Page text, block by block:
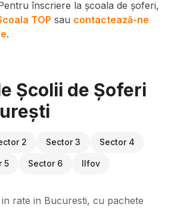
înscriere la școala de șoferi,
TOP sau contactează-ne
.
Școlii de Șoferi
2 Sector 3 Sector 4
5 Sector 6 Ilfov
rate in Bucuresti, cu pachete